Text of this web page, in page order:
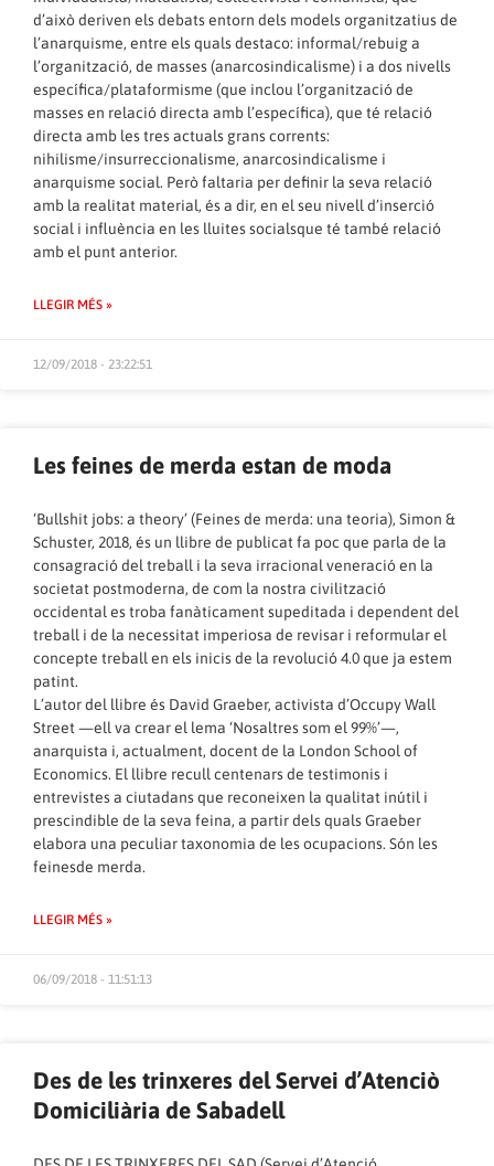
d’això deriven els debats entorn dels models organitzatius de
l’anarquisme, entre els quals destaco: informal/rebuig a
l’organització, de masses (anarcosindicalisme) i a dos nivells
específica/plataformisme (que inclou l’organització de
masses en relació directa amb l’específica), que té relació
directa amb les tres actuals grans corrents:
nihilisme/insurreccionalisme, anarcosindicalisme i
anarquisme social. Però faltaria per definir la seva relació
amb la realitat material, és a dir, en el seu nivell d’inserció
social i influència en les lluites socialsque té també relació
amb el punt anterior.
LLEGIR MÉS »
12/09/2018 - 23:22:51
Les feines de merda estan de moda
‘Bullshit jobs: a theory’ (Feines de merda: una teoria), Simon &
Schuster, 2018, és un llibre de publicat fa poc que parla de la
consagració del treball i la seva irracional veneració en la
societat postmoderna, de com la nostra civilització
occidental es troba fanàticament supeditada i dependent del
treball i de la necessitat imperiosa de revisar i reformular el
concepte treball en els inicis de la revolució 4.0 que ja estem
patint.
L’autor del llibre és David Graeber, activista d’Occupy Wall
Street —ell va crear el lema ‘Nosaltres som el 99%’—,
anarquista i, actualment, docent de la London School of
Economics. El llibre recull centenars de testimonis i
entrevistes a ciutadans que reconeixen la qualitat inútil i
prescindible de la seva feina, a partir dels quals Graeber
elabora una peculiar taxonomia de les ocupacions. Són les
feinesde merda.
LLEGIR MÉS »
06/09/2018 - 11:51:13
Des de les trinxeres del Servei d’Atenciò
Domiciliària de Sabadell